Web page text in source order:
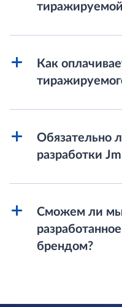
Как
Обязательно
разработки
Сможем ли мы
брендом?